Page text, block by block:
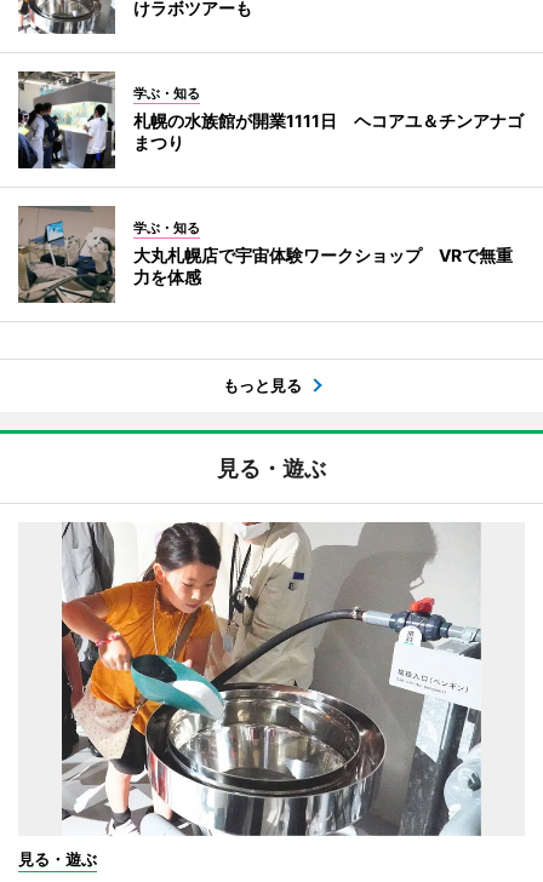
けラボツアーも
学ぶ・知る
札幌の水族館が開業1111日 ヘコアユ＆チンアナゴ
まつり
学ぶ・知る
大丸札幌店で宇宙体験ワークショップ VRで無重
力を体感
もっと見る
見る・遊ぶ
見る・遊ぶ